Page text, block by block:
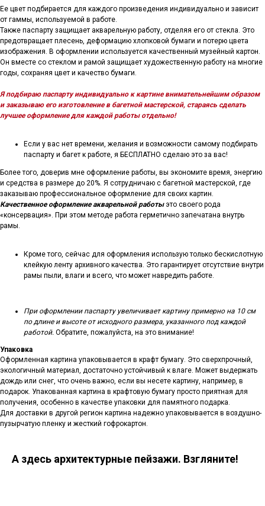
Ее цвет подбирается для каждого произведения индивидуально и зависит
от гаммы, используемой в работе.
Также паспарту защищает акварельную работу, отделяя его от стекла. Это
предотвращает плесень, деформацию хлопковой бумаги и потерю цвета
изображения. В оформлении используется качественный музейный картон.
Он вместе со стеклом и рамой защищает художественную работу на многие
годы, сохраняя цвет и качество бумаги.
Я подбираю паспарту индивидуально к картине внимательнейшим образом
и заказываю его изготовление в багетной мастерской, стараясь сделать
лучшее оформление для каждой работы отдельно!
Если у вас нет времени, желания и возможности самому подбирать
паспарту и багет к работе, я БЕСПЛАТНО сделаю это за вас!
Более того, доверив мне оформление работы, вы экономите время, энергию
и средства в размере до 20%. Я сотрудничаю с багетной мастерской, где
заказываю профессиональное оформление для своих картин.
Качественное оформление акварельной работы это своего рода
«консервация». При этом методе работа герметично запечатана внутрь
рамы.
Кроме того, сейчас для оформления использую только бескислотную
клейкую ленту архивного качества. Это гарантирует отсутствие внутри
рамы пыли, влаги и всего, что может навредить работе.
При оформлении паспарту увеличивает картину примерно на 10 см
по длине и высоте от исходного размера, указанного под каждой
работой. Обратите, пожалуйста, на это внимание!
Упаковка
Оформленная картина упаковывается в крафт бумагу. Это сверхпрочный,
экологичный материал, достаточно устойчивый к влаге. Может выдержать
дождь или снег, что очень важно, если вы несете картину, например, в
подарок. Упакованная картина в крафтовую бумагу просто приятная для
получения, особенно в качестве упаковки для памятного подарка.
Для доставки в другой регион картина надежно упаковывается в воздушно-
пузырчатую пленку и жесткий гофрокартон.
А здесь архитектурные пейзажи. Взгляните!